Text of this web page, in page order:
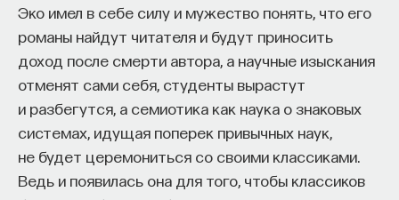
Эко имел в себе силу и мужество понять, что его
романы найдут читателя и будут приносить
доход после смерти автора, а научные изыскания
отменят сами себя, студенты вырастут
и разбегутся, а семиотика как наука о знаковых
системах, идущая поперек привычных наук,
не будет церемониться со своими классиками.
Ведь и появилась она для того, чтобы классиков